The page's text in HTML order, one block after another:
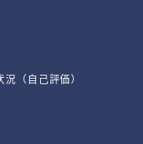
（自己評価）